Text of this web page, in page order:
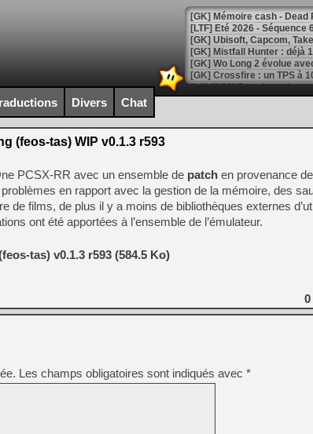
[LTF] Eté 2026 - Séquence
[GK] Mistfall Hunter : déjà
[GK] Wo Long 2 évolue
[GK] Crossfire : un TPS à
[LS] [PS5] Premiers
[Mo5] DOOM arrive en
[GK] Bethesda fête les 30
[GK] Roblox : l'action en
[GK] Agenda - GeForce
[LS] [PS5] ps5-y2jb-
[GK] Pourquoi Marvel
[GK] Test : Restory : Chill
[GK] GTA 6 : Rockstar
[GK] Hot Wheels Infinite
[GK] Mémoire cash -
[GK] Résultats Nintendo :
[GK] Déjà des
[Mo5] Brickboy cherche à
[GK] Minecraft et ses «
Divers Chat
(feos-tas) WIP v0.1.3 r593
PCSX-RR avec un ensemble de patch en provenance
en rapport avec la gestion de la mémoire, des
de films, de plus il y a moins de bibliothèques externes
ont été apportées à l’ensemble de l’émulateur.
tas) v0.1.3 r593 (584.5 Ko)
0
Les champs obligatoires sont indiqués avec *